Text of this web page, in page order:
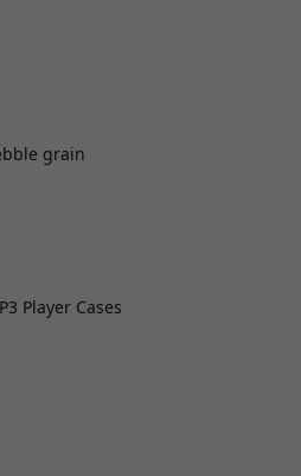
grain
Player Cases